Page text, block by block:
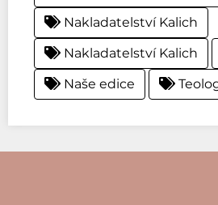
Nakladatelství Kalich
Nakladatelství Kalich
Naše edice